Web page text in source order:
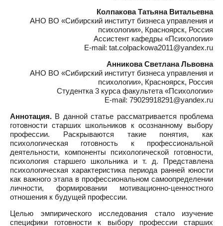
Колпакова Татьяна Витальевна
АНО ВО «Сибирский институт бизнеса управления и
психологии», Красноярск, Россия
Ассистент кафедры «Психологии»
E-mail: tat.colpackowa2011@yandex.ru
Анникова Светлана Львовна
АНО ВО «Сибирский институт бизнеса управления и
психологии», Красноярск, Россия
Студентка 3 курса факультета «Психологии»
E-mail: 79029918291@yandex.ru
Аннотация. В данной статье рассматривается проблема
готовности старших школьников к осознанному выбору
профессии. Раскрываются такие понятия, как
психологическая готовность к профессиональной
деятельности, компоненты психологической готовности,
психология старшего школьника и т. д. Представлена
психологическая характеристика периода ранней юности
как важного этапа в профессиональном самоопределении
личности, формировании мотивационно-ценностного
отношения к будущей профессии.
Целью эмпирического исследования стало изучение
специфики готовности к выбору профессии старших